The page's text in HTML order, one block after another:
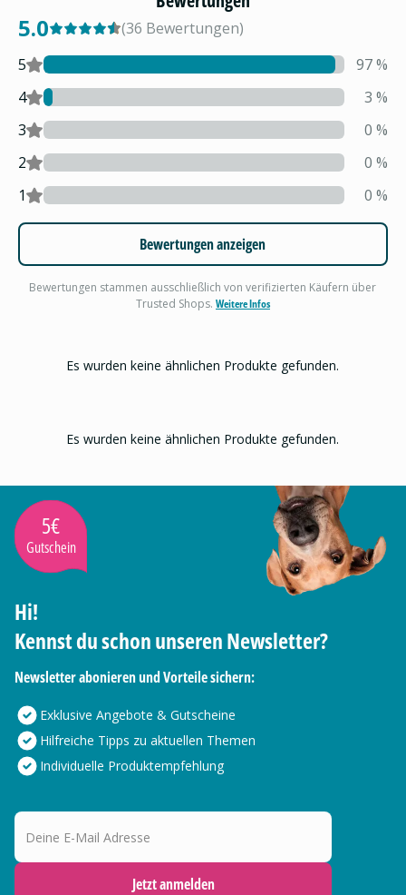
5.0 (36 Bewertungen)
5
97%
4
3 %
3
0 %
2
0 %
1
0 %
Bewertungen anzeigen
Bewertungen stammen ausschließlich von verifizierten Käufern über
Trusted Shops. Weitere Infos
Es wurden keine ähnlichen Produkte gefunden.
Es wurden keine ähnlichen Produkte gefunden.
5€
Gutschein
Hi!
Kennst du schon unseren Newsletter?
Newsletter abonieren und Vorteile sichern:
Exklusive Angebote & Gutscheine
Hilfreiche Tipps zu aktuellen Themen
Individuelle Produktempfehlung
Deine E-Mail Adresse
Jetzt anmelden